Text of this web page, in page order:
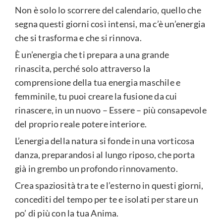
Non è solo lo scorrere del calendario, quello che
segna questi giorni così intensi, ma c’è un’energia
che si trasforma e che si rinnova.
È un’energia che ti prepara a una grande
rinascita, perché solo attraverso la
comprensione della tua energia maschile e
femminile, tu puoi creare la fusione da cui
rinascere, in un nuovo – Essere – più consapevole
del proprio reale potere interiore.
L’energia della natura si fonde in una vorticosa
danza, preparandosi al lungo riposo, che porta
già in grembo un profondo rinnovamento.
Crea spaziosità tra te e l’esterno in questi giorni,
concediti del tempo per te e isolati per stare un
po’ di più con la tua Anima.